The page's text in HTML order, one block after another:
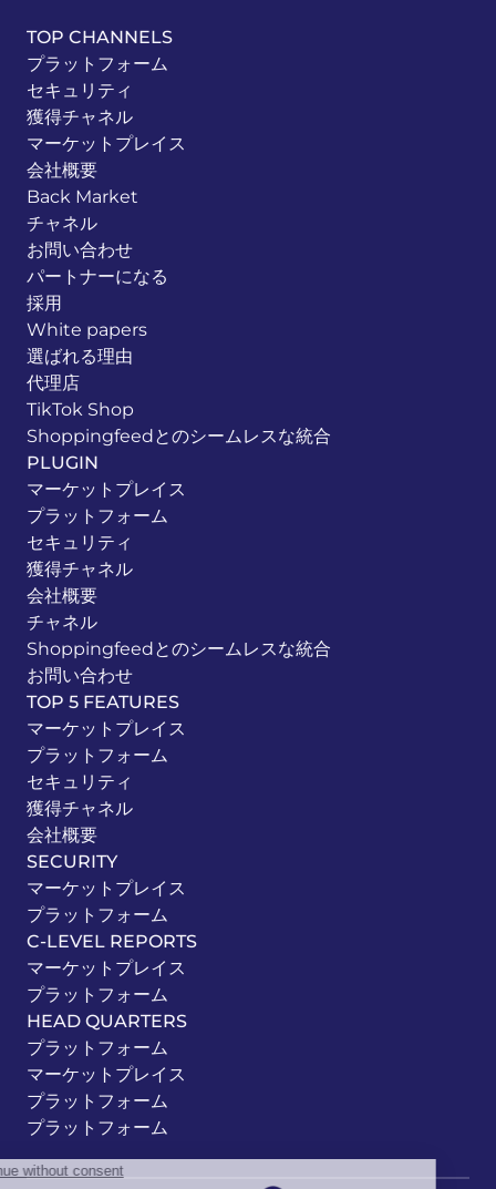
TOP CHANNELS
プラットフォーム
セキュリティ
獲得チャネル
マーケットプレイス
会社概要
Back Market
チャネル
お問い合わせ
パートナーになる
採用
White papers
選ばれる理由
代理店
TikTok Shop
Shoppingfeedとのシームレスな統合
PLUGIN
マーケットプレイス
プラットフォーム
セキュリティ
獲得チャネル
会社概要
チャネル
Shoppingfeedとのシームレスな統合
お問い合わせ
TOP 5 FEATURES
マーケットプレイス
プラットフォーム
セキュリティ
獲得チャネル
会社概要
SECURITY
マーケットプレイス
プラットフォーム
C-LEVEL REPORTS
マーケットプレイス
プラットフォーム
HEAD QUARTERS
プラットフォーム
マーケットプレイス
プラットフォーム
プラットフォーム